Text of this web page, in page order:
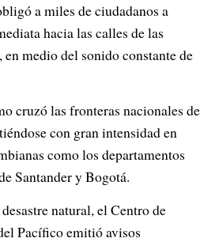
a miles de ciudadanos a
hacia las calles de las
medio del sonido constante de
cruzó las fronteras nacionales de
con gran intensidad en
como los departamentos
Santander y Bogotá.
natural, el Centro de
Pacífico emitió avisos